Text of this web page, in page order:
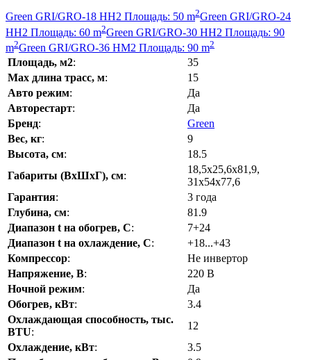
Green GRI/GRO-18 HH2 Площадь: 50 m2Green GRI/GRO-24
HH2 Площадь: 60 m2Green GRI/GRO-30 HH2 Площадь: 90
m2Green GRI/GRO-36 HM2 Площадь: 90 m2
Площадь, м2:
35
Max длина трасс, м:
15
Авто режим:
Да
Авторестарт:
Да
Бренд:
Green
Вес, кг:
9
Высота, см:
18.5
Габариты (ВхШхГ), см:
18,5х25,6х81,9,
31х54х77,6
Гарантия:
3 года
Глубина, см:
81.9
Диапазон t на обогрев, С:
7+24
Диапазон t на охлаждение, С:
+18...+43
Компрессор:
Не инвертор
Напряжение, В:
220 В
Ночной режим:
Да
Обогрев, кВт:
3.4
Охлаждающая способность, тыс.
BTU:
12
Охлаждение, кВт:
3.5